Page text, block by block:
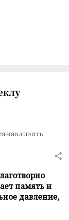
память и
давление,